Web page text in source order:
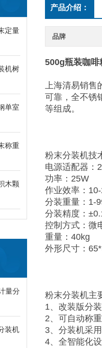
定量
机树
单室
称重
木颗
量分
装机
产品介绍：
品牌
500g瓶装咖
上海清易销售
可靠，全不锈
等组成。
粉末分装机技
电源适配器：
功率：25W
作业效率：
分装重量：1-
分装精度：
控制方式：微
重量：40kg
外形尺寸：
粉末分装机主
1、改装版分
2、可自动称
3、分装机采
4、全智能化